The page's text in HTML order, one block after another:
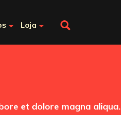
Loja
et dolore magna aliqua.